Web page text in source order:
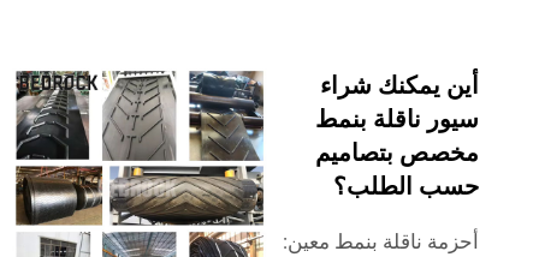
أين يمكنك شراء
سيور ناقلة بنمط
مخصص بتصاميم
حسب الطلب؟
أحزمة ناقلة بنمط معين: